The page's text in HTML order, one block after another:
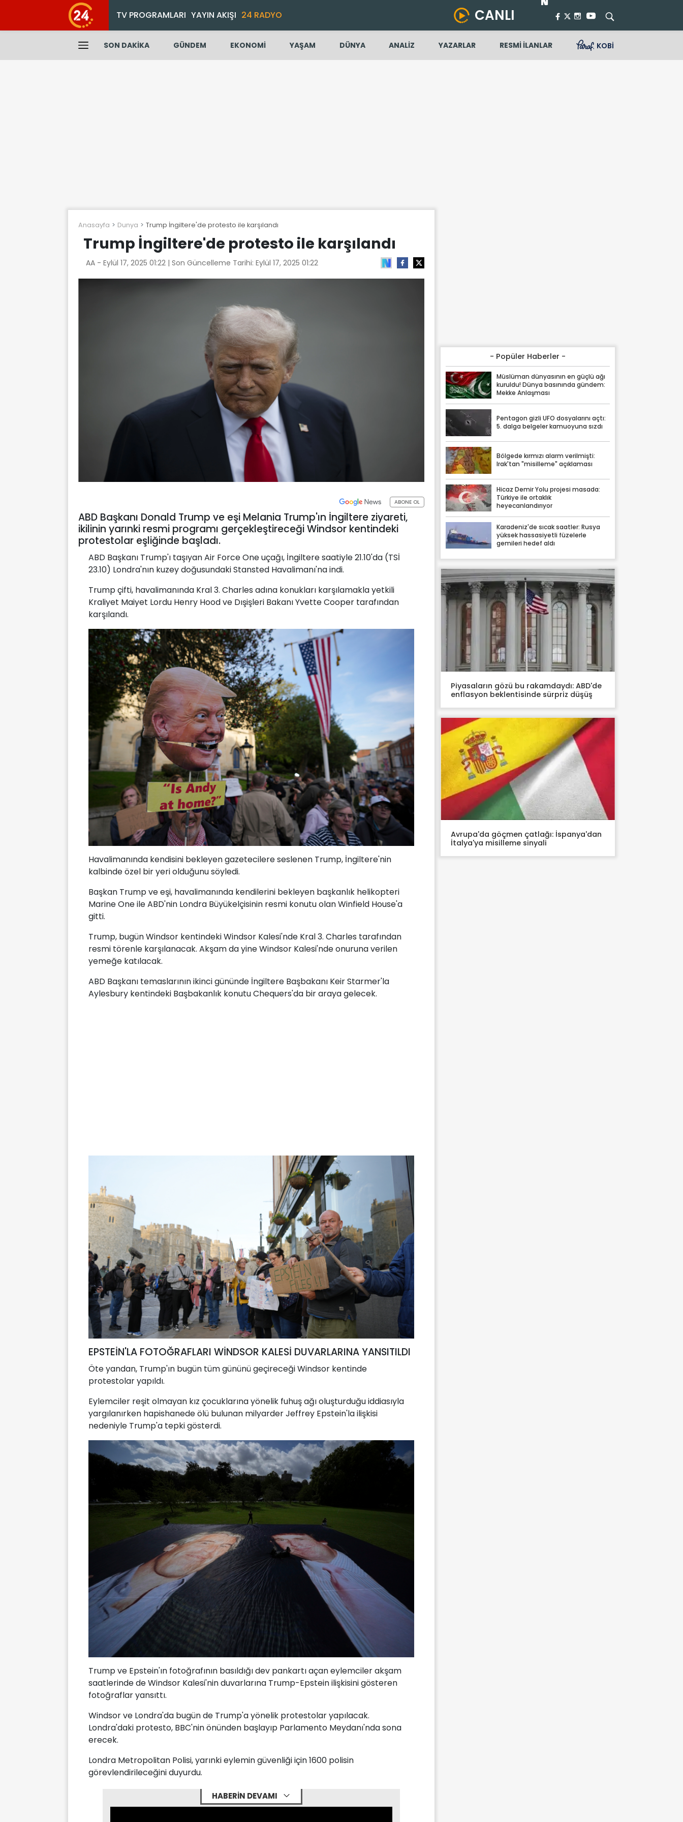
TV PROGRAMLARI YAYIN AKIŞI 24 RADYO CANLI
SON DAKİKA GÜNDEM EKONOMİ YAŞAM DÜNYA ANALİZ YAZARLAR RESMİ İLANLAR KOBİ
Anasayfa Dunya Trump İngiltere'de protesto ile karşılandı
Trump İngiltere'de protesto ile karşılandı
AA - Eylül 17, 2025 01:22 | Son Güncelleme Tarihi: Eylül 17, 2025 01:22
ABONE OL
ABD Başkanı Donald Trump ve eşi Melania Trump'ın İngiltere ziyareti,
ikilinin yarınki resmi programı gerçekleştireceği Windsor kentindeki
protestolar eşliğinde başladı.
ABD Başkanı Trump'ı taşıyan Air Force One uçağı, İngiltere saatiyle 21.10'da (TSİ
23.10) Londra'nın kuzey doğusundaki Stansted Havalimanı'na indi.
Trump çifti, havalimanında Kral 3. Charles adına konukları karşılamakla yetkili
Kraliyet Maiyet Lordu Henry Hood ve Dışişleri Bakanı Yvette Cooper tarafından
karşılandı.
Havalimanında kendisini bekleyen gazetecilere seslenen Trump, İngiltere'nin
kalbinde özel bir yeri olduğunu söyledi.
Başkan Trump ve eşi, havalimanında kendilerini bekleyen başkanlık helikopteri
Marine One ile ABD'nin Londra Büyükelçisinin resmi konutu olan Winfield House'a
gitti.
Trump, bugün Windsor kentindeki Windsor Kalesi'nde Kral 3. Charles tarafından
resmi törenle karşılanacak. Akşam da yine Windsor Kalesi'nde onuruna verilen
yemeğe katılacak.
ABD Başkanı temaslarının ikinci gününde İngiltere Başbakanı Keir Starmer'la
Aylesbury kentindeki Başbakanlık konutu Chequers'da bir araya gelecek.
EPSTEİN'LA FOTOĞRAFLARI WİNDSOR KALESİ DUVARLARINA YANSITILDI
Öte yandan, Trump'ın bugün tüm gününü geçireceği Windsor kentinde
protestolar yapıldı.
Eylemciler reşit olmayan kız çocuklarına yönelik fuhuş ağı oluşturduğu iddiasıyla
yargılanırken hapishanede ölü bulunan milyarder Jeffrey Epstein'la ilişkisi
nedeniyle Trump'a tepki gösterdi.
Trump ve Epstein'ın fotoğrafının basıldığı dev pankartı açan eylemciler akşam
saatlerinde de Windsor Kalesi'nin duvarlarına Trump-Epstein ilişkisini gösteren
fotoğraflar yansıttı.
Windsor ve Londra'da bugün de Trump'a yönelik protestolar yapılacak.
Londra'daki protesto, BBC'nin önünden başlayıp Parlamento Meydanı'nda sona
erecek.
Londra Metropolitan Polisi, yarınki eylemin güvenliği için 1600 polisin
görevlendirileceğini duyurdu.
HABERİN DEVAMI
- Popüler Haberler -
Müslüman dünyasının en güçlü ağı
kuruldu! Dünya basınında gündem:
Mekke Anlaşması
Pentagon gizli UFO dosyalarını açtı:
5. dalga belgeler kamuoyuna sızdı
Bölgede kırmızı alarm verilmişti:
Irak'tan "misilleme" açıklaması
Hicaz Demir Yolu projesi masada:
Türkiye ile ortaklık
heyecanlandırıyor
Karadeniz'de sıcak saatler: Rusya
yüksek hassasiyetli füzelerle
gemileri hedef aldı
Piyasaların gözü bu rakamdaydı: ABD'de
enflasyon beklentisinde sürpriz düşüş
Avrupa'da göçmen çatlağı: İspanya'dan
İtalya'ya misilleme sinyali